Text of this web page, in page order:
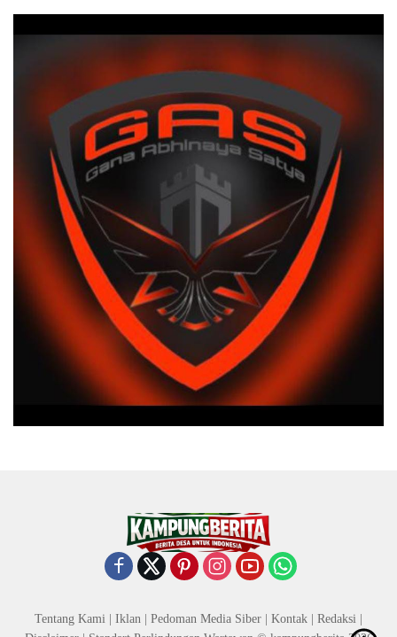
Tentang Kami | Iklan | Pedoman Media Siber | Kontak | Redaksi |